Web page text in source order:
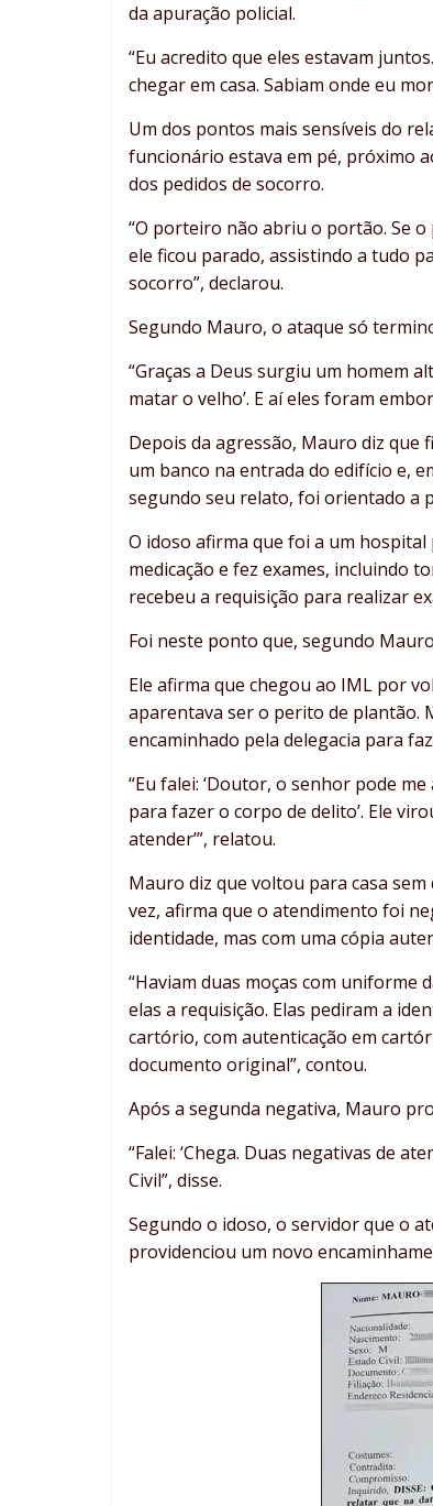
da apuração policial.
“Eu acredito que eles estavam
chegar em casa. Sabiam onde eu
Um dos pontos mais sensíveis do
funcionário estava em pé, próximo
dos pedidos de socorro.
“O porteiro não abriu o portão. Se
ele ficou parado, assistindo a tudo
socorro”, declarou.
Segundo Mauro, o ataque só
“Graças a Deus surgiu um homem
matar o velho’. E aí eles foram
Depois da agressão, Mauro diz
um banco na entrada do edifício e,
segundo seu relato, foi orientado a
O idoso afirma que foi a um
medicação e fez exames, incluindo
recebeu a requisição para realizar
Foi neste ponto que, segundo
Ele afirma que chegou ao IML por
aparentava ser o perito de plantão.
encaminhado pela delegacia para
“Eu falei: ‘Doutor, o senhor pode
para fazer o corpo de delito’. Ele
atender’”, relatou.
Mauro diz que voltou para casa
vez, afirma que o atendimento foi
identidade, mas com uma cópia
“Haviam duas moças com uniforme
elas a requisição. Elas pediram a
cartório, com autenticação em
documento original”, contou.
Após a segunda negativa, Mauro
“Falei: ‘Chega. Duas negativas de
Civil”, disse.
Segundo o idoso, o servidor que o
providenciou um novo